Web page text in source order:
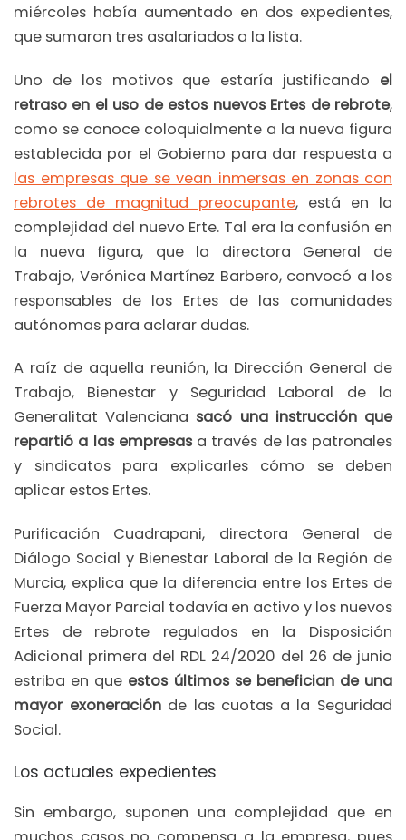
miércoles había aumentado en dos expedientes,
que sumaron tres asalariados a la lista.
Uno de los motivos que estaría justificando el
retraso en el uso de estos nuevos Ertes de rebrote,
como se conoce coloquialmente a la nueva figura
establecida por el Gobierno para dar respuesta a
las empresas que se vean inmersas en zonas con
rebrotes de magnitud preocupante, está en la
complejidad del nuevo Erte. Tal era la confusión en
la nueva figura, que la directora General de
Trabajo, Verónica Martínez Barbero, convocó a los
responsables de los Ertes de las comunidades
autónomas para aclarar dudas.
A raíz de aquella reunión, la Dirección General de
Trabajo, Bienestar y Seguridad Laboral de la
Generalitat Valenciana sacó una instrucción que
repartió a las empresasa través de las patronales
y sindicatos para explicarles cómo se deben
aplicar estos Ertes.
Purificación Cuadrapani, directora General de
Diálogo Social y Bienestar Laboral de la Región de
Murcia, explica que la diferencia entre los Ertes de
Fuerza Mayor Parcial todavía en activo y los nuevos
Ertes de rebrote regulados en la Disposición
Adicional primera del RDL 24/2020 del 26 de junio
estriba en que estos últimos se benefician de una
mayor exoneraciónde las cuotas a la Seguridad
Social.
Los actuales expedientes
Sin embargo, suponen una complejidad que en